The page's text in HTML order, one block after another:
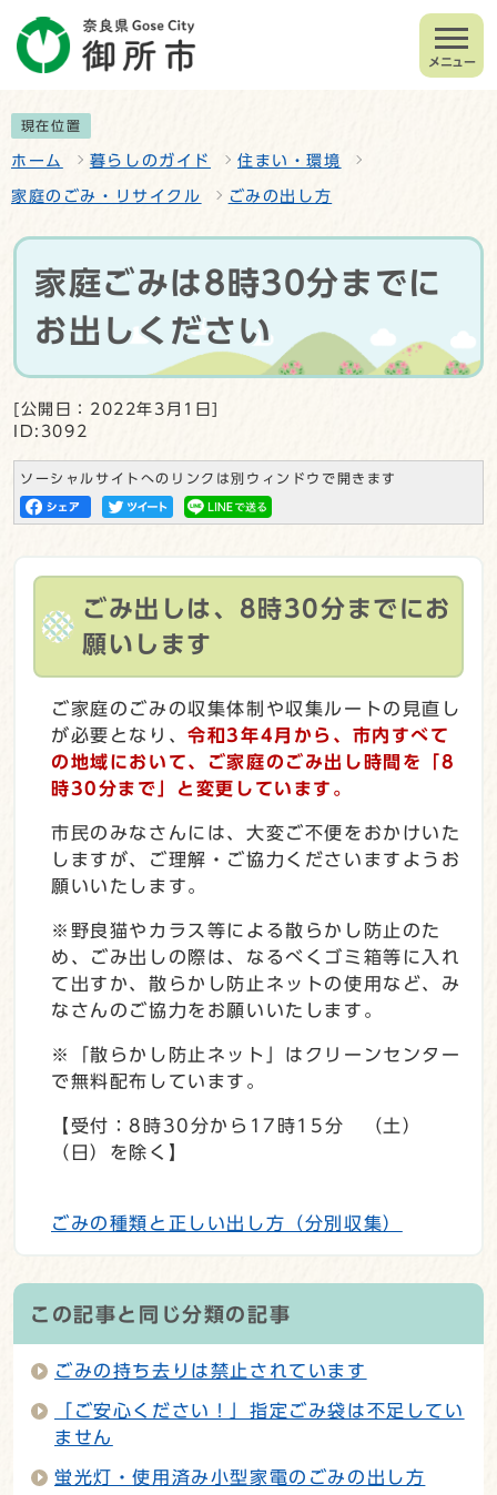
メニュー
現在位置
ホーム 暮らしのガイド 住まい・環境
家庭のごみ・リサイクル ごみの出し方
家庭ごみは8時30分までに
お出しください
[公開日：2022年3月1日]
ID:3092
ソーシャルサイトへのリンクは別ウィンドウで開きます
ごみ出しは、8時30分までにお
願いします
ご家庭のごみの収集体制や収集ルートの見直し
が必要となり、令和3年4月から、市内すべて
の地域において、ご家庭のごみ出し時間を「8
時30分まで」と変更しています。
市民のみなさんには、大変ご不便をおかけいた
しますが、ご理解・ご協力くださいますようお
願いいたします。
※野良猫やカラス等による散らかし防止のた
め、ごみ出しの際は、なるべくゴミ箱等に入れ
て出すか、散らかし防止ネットの使用など、み
なさんのご協力をお願いいたします。
※「散らかし防止ネット」はクリーンセンター
で無料配布しています。
【受付：8時30分から17時15分 （土）
（日）を除く】
ごみの種類と正しい出し方（分別収集）
この記事と同じ分類の記事
ごみの持ち去りは禁止されています
「ご安心ください！」指定ごみ袋は不足してい
ません
蛍光灯・使用済み小型家電のごみの出し方